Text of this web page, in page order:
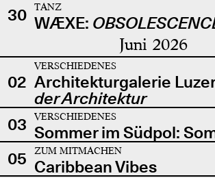
30
TANZ
WÆXE:
Juni 2026
02
VERSCHIEDENES
Architekturgalerie
der Architektur
03
VERSCHIEDENES
Sommer im Südpol:
05
ZUM MITMACHEN
Caribbean Vibes